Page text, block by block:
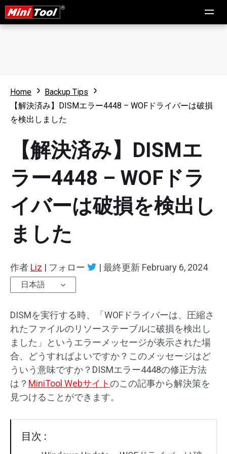
Home
Backup Tips
【解決済み】DISMエラー4448 – WOFドライバーは破損
を検出しました
【解決済み】DISMエ
ラー4448 – WOFドラ
イバーは破損を検出し
ました
作者 Liz | フォロー | 最終更新 February 6, 2024
日本語
DISMを実行する時、「WOFドライバーは、圧縮さ
れたファイルのリソーステーブルに破損を検出し
ました」というエラーメッセージが表示された場
合、どうすればよいですか？このメッセージはど
ういう意味ですか？DISMエラー4448の修正方法
は？ MiniTool Webサイトのこの記事から解決策を
見つけることができます。
目次 :